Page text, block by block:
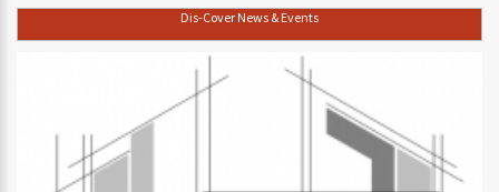
Dis-Cover News & Events